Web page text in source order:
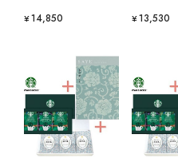
¥14,850 ¥13,530